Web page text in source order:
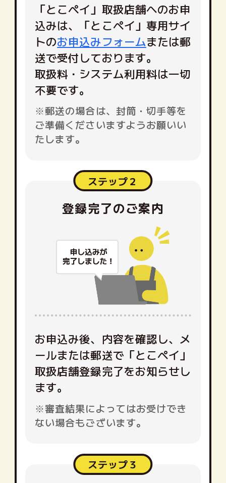
「とこペイ」取扱店舗へのお申
込みは、「とこペイ」専用サイ
トのお申込みフォームまたは郵
送で受付しております。
取扱料・システム利用料は一切
不要です。
※郵送の場合は、封筒・切手等を
ご準備くださいますようお願いい
たします。
ステップ２
登録完了のご案内
お申込み後、内容を確認し、メ
ールまたは郵送で「とこペイ」
取扱店舗登録完了をお知らせし
ます。
※審査結果によってはお受けでき
ない場合もございます。
ステップ３